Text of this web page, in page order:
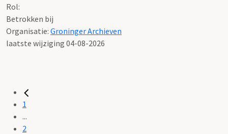
Rol:
Betrokken bij
Organisatie: Groninger Archieven
laatste wijziging 04-08-2026
1
...
2